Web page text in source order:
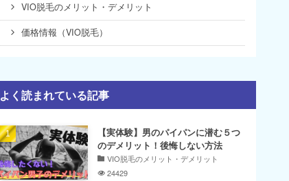
VIO脱毛のメリット・デメリット
価格情報（VIO脱毛）
よく読まれている記事
【実体験】男のパイパンに潜む５つ
のデメリット！後悔しない方法
VIO脱毛のメリット・デメリット
24429